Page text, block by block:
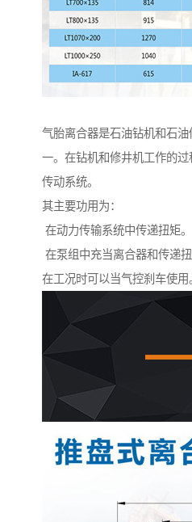
气胎离合器是石油钻机和石
一。在钻机和修井机工作的
传动系统。
其主要功用为：
在动力传输系统中传递扭矩。
在泵组中充当离合器和传递扭
在工况时可以当气控刹车使用